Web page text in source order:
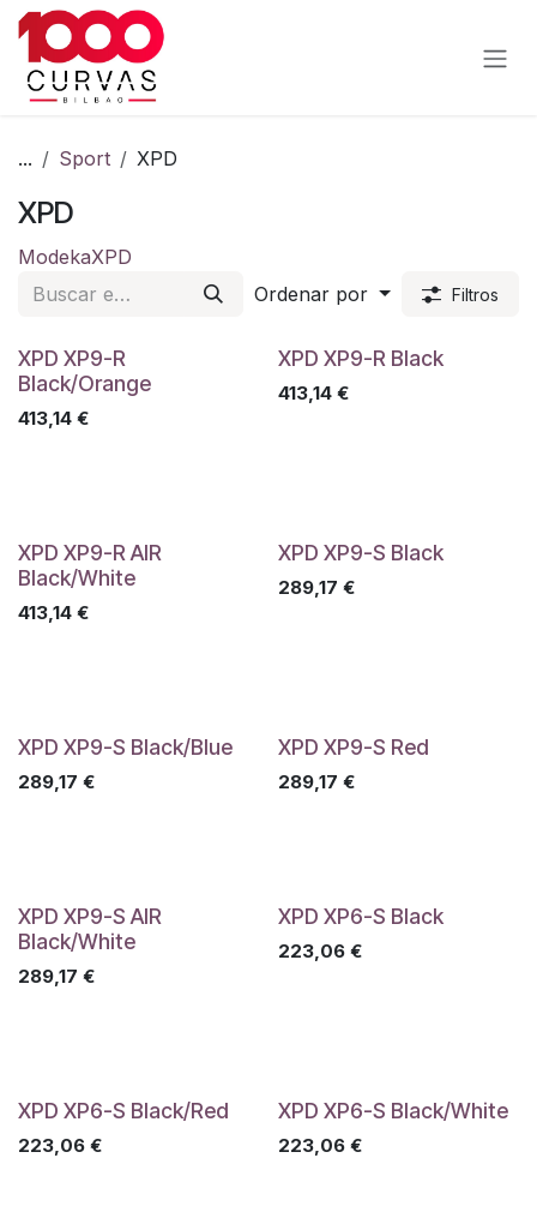
Ir al contenido
... Sport XPD
XPD
ModekaXPD
Ordenar por
Filtros
XPD XP9-R
Black/Orange
413,14 €
XPD XP9-R Black
413,14€
XPD XP9-R AIR
Black/White
413,14 €
XPD XP9-S Black
289,17 €
XPD XP9-S Black/Blue
289,17 €
XPD XP9-S Red
289,17 €
XPD XP9-S AIR
Black/White
289,17 €
XPD XP6-S Black
223,06€
XPD XP6-S Black/Red
223,06 €
XPD XP6-S Black/White
223,06€